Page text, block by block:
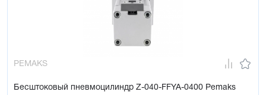
PEMAKS
Бесштоковый пневмоцилиндр Z-040-FFYA-0400 Pemaks